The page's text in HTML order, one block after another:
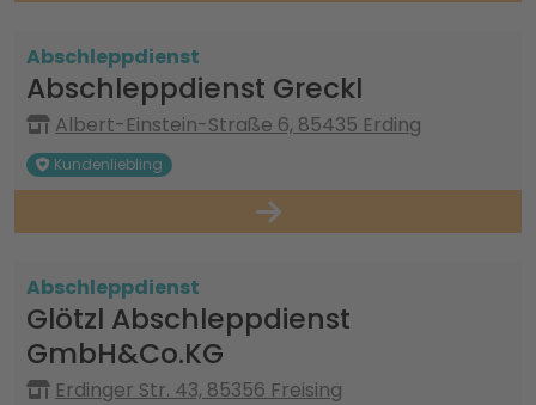
Abschleppdienst
Abschleppdienst Greckl
Albert-Einstein-Straße 6, 85435 Erding
Kundenliebling
Abschleppdienst
Glötzl Abschleppdienst
GmbH&Co.KG
Erdinger Str. 43, 85356 Freising